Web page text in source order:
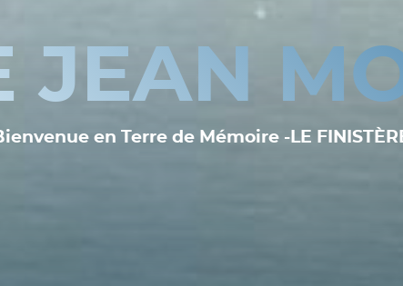
JEAN
en Terre de Mémoire -LE